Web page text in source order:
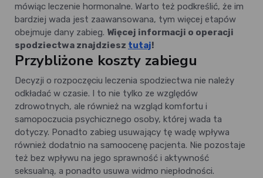
mówiąc leczenie hormonalne. Warto też podkreślić, że im
bardziej wada jest zaawansowana, tym więcej etapów
obejmuje dany zabieg. Więcej informacji o operacji
spodziectwa znajdziesz tutaj!
Przybliżone koszty zabiegu
Decyzji o rozpoczęciu leczenia spodziectwa nie należy
odkładać w czasie. I to nie tylko ze względów
zdrowotnych, ale również na wzgląd komfortu i
samopoczucia psychicznego osoby, której wada ta
dotyczy. Ponadto zabieg usuwający tę wadę wpływa
również dodatnio na samoocenę pacjenta. Nie pozostaje
też bez wpływu na jego sprawność i aktywność
seksualną, a ponadto usuwa widmo niepłodności.